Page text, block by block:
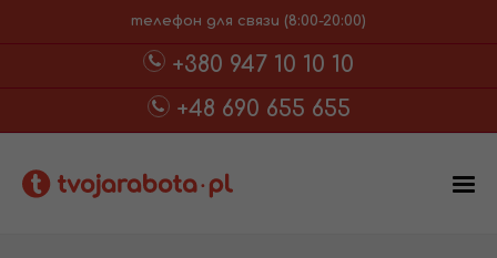
телефон для связи (8:00-20:00)
+380 947 10 10 10
+48 690 655 655